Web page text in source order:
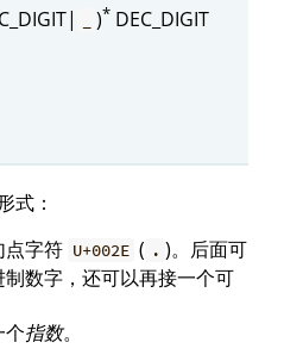
)*DEC_DIGIT
式：
点字符 U+002E ( . )。后面可
数字，还可以再接一个可
个指数。